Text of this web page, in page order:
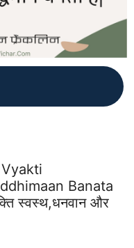
Banata
स्वस्थ,धनवान और